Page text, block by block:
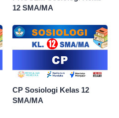
12 SMA/MA
CP Sosiologi Kelas 12
SMA/MA